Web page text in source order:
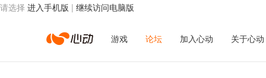
请选择 进入手机版 | 继续访问电脑版
心 游戏 论坛 加入心动 关于心动